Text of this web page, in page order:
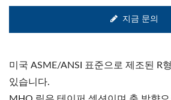
지금 문의
미국 ASME/ANSI 표준으로 제조된 R
있습니다.